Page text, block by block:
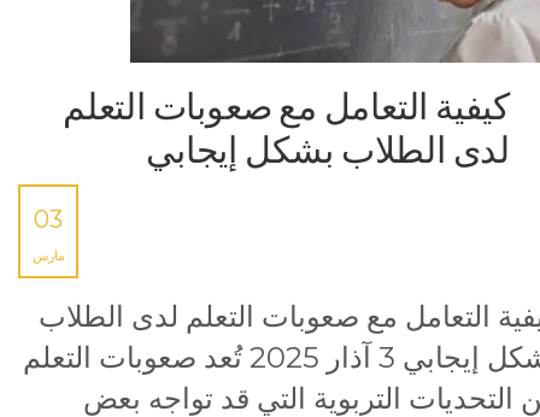
كيفية التعامل مع صعوبات التعلم
لدى الطلاب بشكل إيجابي
03
مارس
التعامل مع صعوبات التعلم لدى الطلاب
بشكل إيجابي 3 آذار 2025 تُعد صعوبات التعلم
التحديات التربوية التي قد تواجه بعض